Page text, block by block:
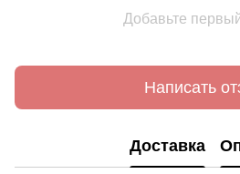
Добавьте
Написать
Доставка